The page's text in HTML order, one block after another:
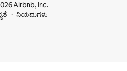
Airbnb, Inc.
ನಿಯಮಗಳು